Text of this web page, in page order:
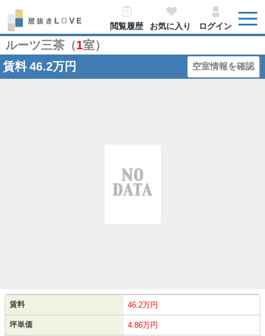
閲覧履歴 お気に入り ログイン
ルーツ三茶（1室）
賃料 46.2万円 空室情報を確認
賃料 46.2万円
坪単価 4.86万円